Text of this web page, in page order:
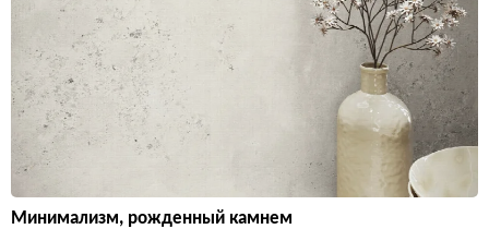
Минимализм, рожденный камнем